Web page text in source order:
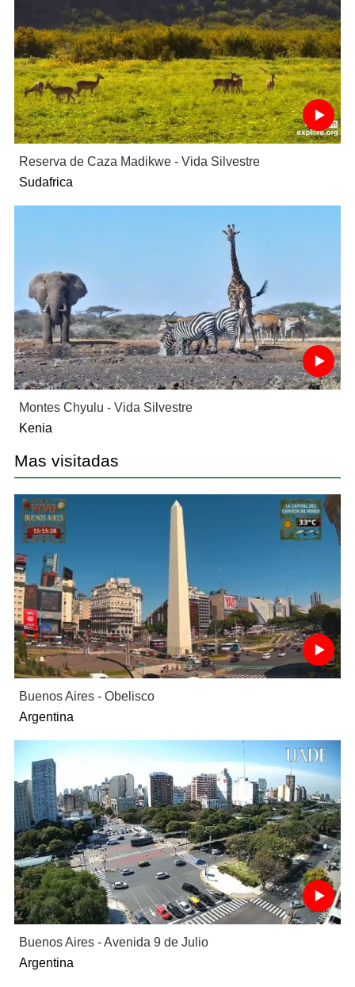
Reserva de Caza Madikwe - Vida Silvestre
Sudafrica
Montes Chyulu - Vida Silvestre
Kenia
Mas visitadas
Buenos Aires - Obelisco
Argentina
Buenos Aires - Avenida 9 de Julio
Argentina